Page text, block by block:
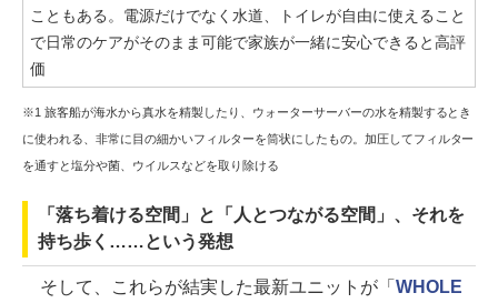
こともある。電源だけでなく水道、トイレが自由に使えること
で日常のケアがそのまま可能で家族が一緒に安心できると高評
価
※1 旅客船が海水から真水を精製したり、ウォーターサーバーの水を精製するとき
に使われる、非常に目の細かいフィルターを筒状にしたもの。加圧してフィルター
を通すと塩分や菌、ウイルスなどを取り除ける
「落ち着ける空間」と「人とつながる空間」、それを
持ち歩く……という発想
そして、これらが結実した最新ユニットが「 WHOLE